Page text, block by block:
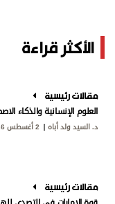
الأكثر قراءة
مقالات رئيسية
العلوم الإنسانية والذكاء
د. السيد ولد أباه 2 أغسطس 2026
مقالات رئيسية